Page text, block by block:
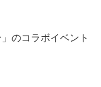
のコラボイベント